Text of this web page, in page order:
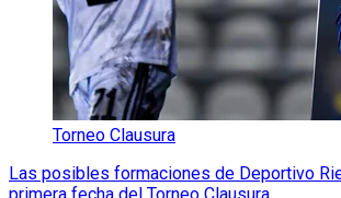
Torneo Clausura
Las posibles formaciones de Deportivo